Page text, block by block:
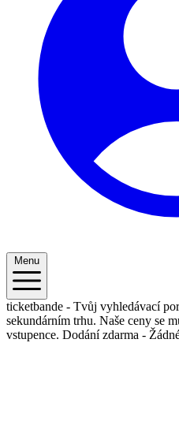
Menu
ticketbande - Tvůj vyhledávací
sekundárním trhu. Naše ceny se
vstupence. Dodání zdarma -